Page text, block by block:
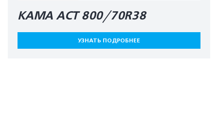
КАМА AСT 800/70R38
УЗНАТЬ ПОДРОБНЕЕ